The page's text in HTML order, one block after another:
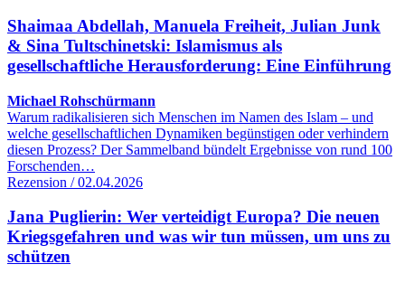
Shaimaa Abdellah, Manuela Freiheit, Julian Junk
& Sina Tultschinetski: Islamismus als
gesellschaftliche Herausforderung: Eine Einführung
Michael Rohschürmann
Warum radikalisieren sich Menschen im Namen des Islam – und
welche gesellschaftlichen Dynamiken begünstigen oder verhindern
diesen Prozess? Der Sammelband bündelt Ergebnisse von rund 100
Forschenden…
Rezension / 02.04.2026
Jana Puglierin: Wer verteidigt Europa? Die neuen
Kriegsgefahren und was wir tun müssen, um uns zu
schützen